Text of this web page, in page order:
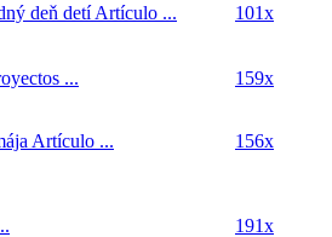
deň detíArtículo ... 101x
... 159x
Artículo ... 156x
191x